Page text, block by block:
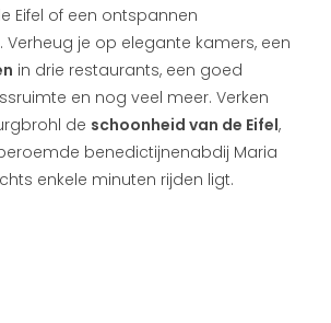
Eifel of een ontspannen
Verheug je op elegante kamers, een
in drie restaurants, een goed
en nog veel meer. Verken
de schoonheid van de Eifel,
benedictijnenabdij Maria
enkele minuten rijden ligt.